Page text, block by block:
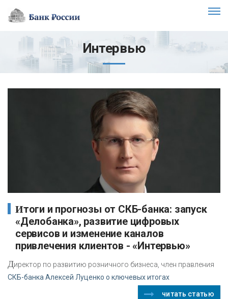
Интервью
Итоги и прогнозы от СКБ-банка: запуск
«Делобанка», развитие цифровых
сервисов и изменение каналов
привлечения клиентов - «Интервью»
Директор по развитию розничного бизнеса, член правления
СКБ-банка Алексей Луценко о ключевых итогах
читать статью